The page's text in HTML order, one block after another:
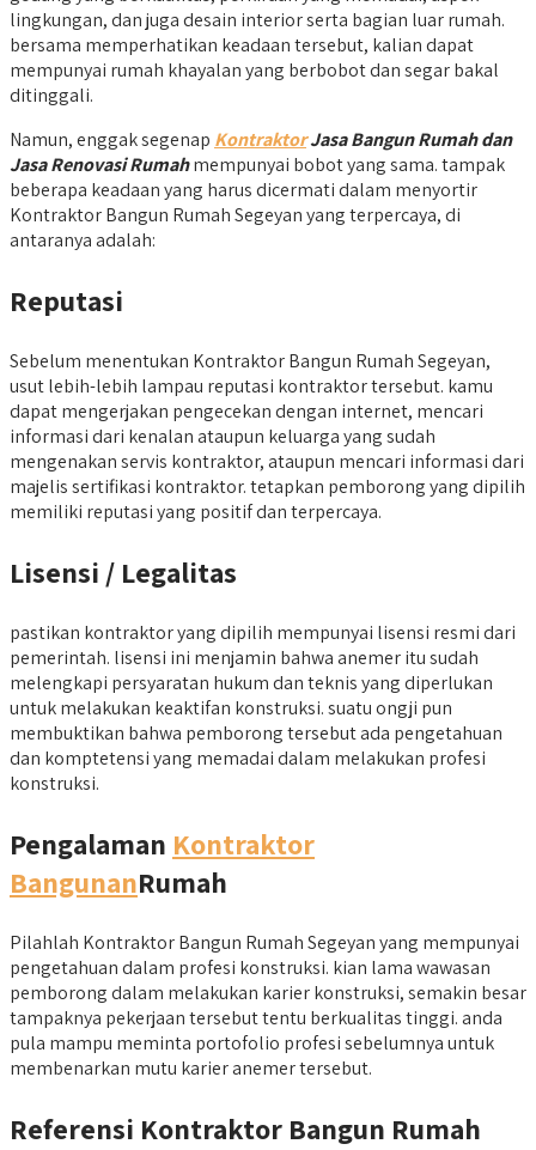
lingkungan, dan juga desain interior serta bagian luar rumah.
bersama memperhatikan keadaan tersebut, kalian dapat
mempunyai rumah khayalan yang berbobot dan segar bakal
ditinggali.
Namun, enggak segenap KontraktorJasa Bangun Rumah dan
Jasa Renovasi Rumahmempunyai bobot yang sama. tampak
beberapa keadaan yang harus dicermati dalam menyortir
Kontraktor Bangun Rumah Segeyan yang terpercaya, di
antaranya adalah:
Reputasi
Sebelum menentukan Kontraktor Bangun Rumah Segeyan,
usut lebih-lebih lampau reputasi kontraktor tersebut. kamu
dapat mengerjakan pengecekan dengan internet, mencari
informasi dari kenalan ataupun keluarga yang sudah
mengenakan servis kontraktor, ataupun mencari informasi dari
majelis sertifikasi kontraktor. tetapkan pemborong yang dipilih
memiliki reputasi yang positif dan terpercaya.
Lisensi / Legalitas
pastikan kontraktor yang dipilih mempunyai lisensi resmi dari
pemerintah. lisensi ini menjamin bahwa anemer itu sudah
melengkapi persyaratan hukum dan teknis yang diperlukan
untuk melakukan keaktifan konstruksi. suatu ongji pun
membuktikan bahwa pemborong tersebut ada pengetahuan
dan komptetensi yang memadai dalam melakukan profesi
konstruksi.
Pengalaman Kontraktor
BangunanRumah
Pilahlah Kontraktor Bangun Rumah Segeyan yang mempunyai
pengetahuan dalam profesi konstruksi. kian lama wawasan
pemborong dalam melakukan karier konstruksi, semakin besar
tampaknya pekerjaan tersebut tentu berkualitas tinggi. anda
pula mampu meminta portofolio profesi sebelumnya untuk
membenarkan mutu karier anemer tersebut.
Referensi Kontraktor Bangun Rumah